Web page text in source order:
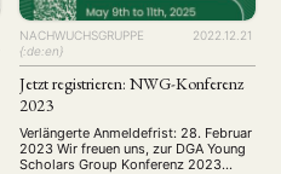
NACHWUCHSGRUPPE
2022.12.21
{:de:en}
Jetzt registrieren: NWG-Konferenz
2023
Verlängerte Anmeldefrist: 28. Februar
2023 Wir freuen uns, zur DGA Young
Scholars Group Konferenz 2023